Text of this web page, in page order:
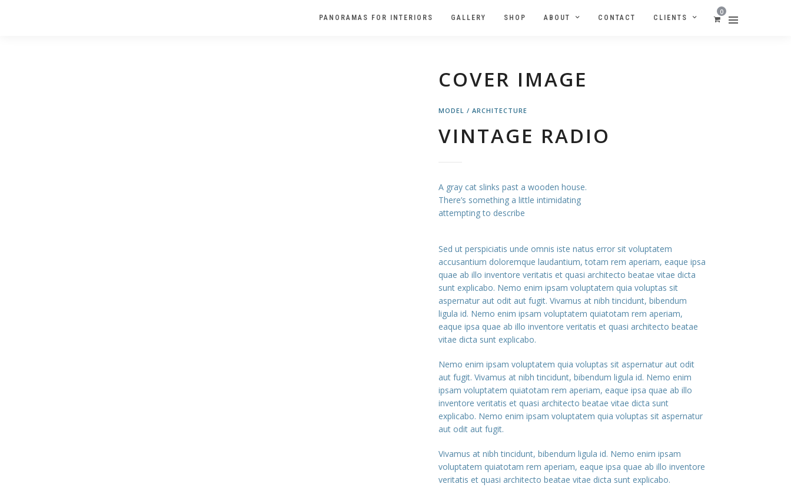
PANORAMAS FOR INTERIORS GALLERY SHOP ABOUT CONTACT CLIENTS
0
COVER IMAGE
MODEL / ARCHITECTURE
VINTAGE RADIO
A gray cat slinks past a wooden house.
There’s something a little intimidating
attempting to describe
Sed ut perspiciatis unde omnis iste natus error sit voluptatem
accusantium doloremque laudantium, totam rem aperiam, eaque ipsa
quae ab illo inventore veritatis et quasi architecto beatae vitae dicta
sunt explicabo. Nemo enim ipsam voluptatem quia voluptas sit
aspernatur aut odit aut fugit. Vivamus at nibh tincidunt, bibendum
ligula id. Nemo enim ipsam voluptatem quiatotam rem aperiam,
eaque ipsa quae ab illo inventore veritatis et quasi architecto beatae
vitae dicta sunt explicabo.
Nemo enim ipsam voluptatem quia voluptas sit aspernatur aut odit
aut fugit. Vivamus at nibh tincidunt, bibendum ligula id. Nemo enim
ipsam voluptatem quiatotam rem aperiam, eaque ipsa quae ab illo
inventore veritatis et quasi architecto beatae vitae dicta sunt
explicabo. Nemo enim ipsam voluptatem quia voluptas sit aspernatur
aut odit aut fugit.
Vivamus at nibh tincidunt, bibendum ligula id. Nemo enim ipsam
voluptatem quiatotam rem aperiam, eaque ipsa quae ab illo inventore
veritatis et quasi architecto beatae vitae dicta sunt explicabo.